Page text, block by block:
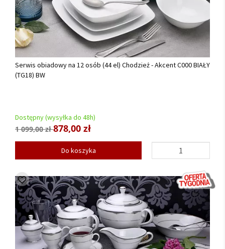
Serwis obiadowy na 12 osób (44 el) Chodzież - Akcent C000 BIAŁY
(TG18) BW
Dostępny (wysyłka do 48h)
1 099,00 zł878,00 zł
Do koszyka